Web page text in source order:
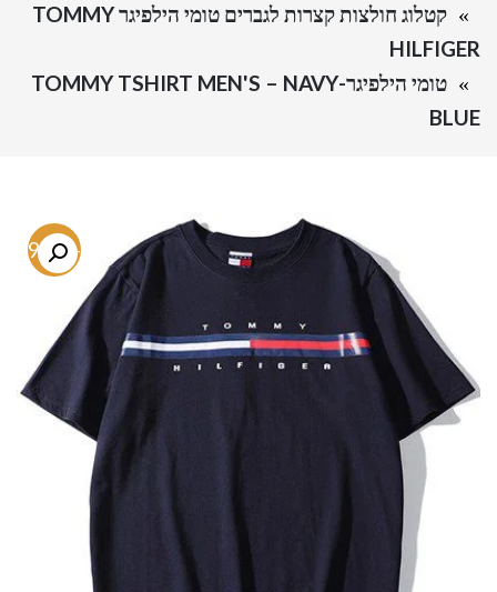
קטלוג חולצות קצרות לגברים טומי הילפיגר TOMMY
HILFIGER
טומי הילפיגר-TOMMY TSHIRT MEN'S – NAVY
BLUE
-69.1%